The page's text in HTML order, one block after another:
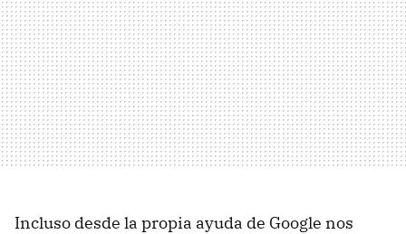
Incluso desde la propia ayuda de Google nos